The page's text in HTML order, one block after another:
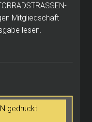
Mitgliedschaft
lesen.
gedruckt